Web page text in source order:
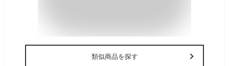
類似商品を探す